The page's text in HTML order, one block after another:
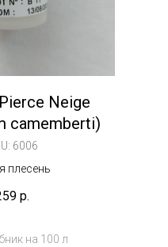
Neige
camemberti)
6006
плесень
р.
на 100 л